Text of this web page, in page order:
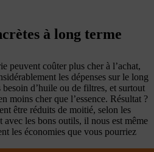
à long terme
peuvent coûter plus cher à l’achat,
les dépenses sur le long
d’huile ou de filtres, et surtout
moins cher que l’essence. Résultat ?
être réduits de moitié, selon les
les bons outils, il nous est même
les économies que vous pourriez